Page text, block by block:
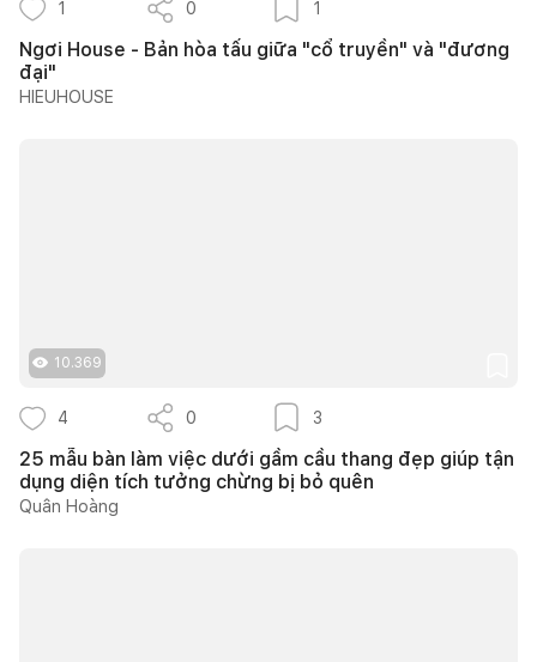
1 0 1
Ngơi House - Bản hòa tấu giữa "cổ truyền" và "đương
đại"
HIEUHOUSE
10.369
4 0 3
25 mẫu bàn làm việc dưới gầm cầu thang đẹp giúp tận
dụng diện tích tưởng chừng bị bỏ quên
Quân Hoàng